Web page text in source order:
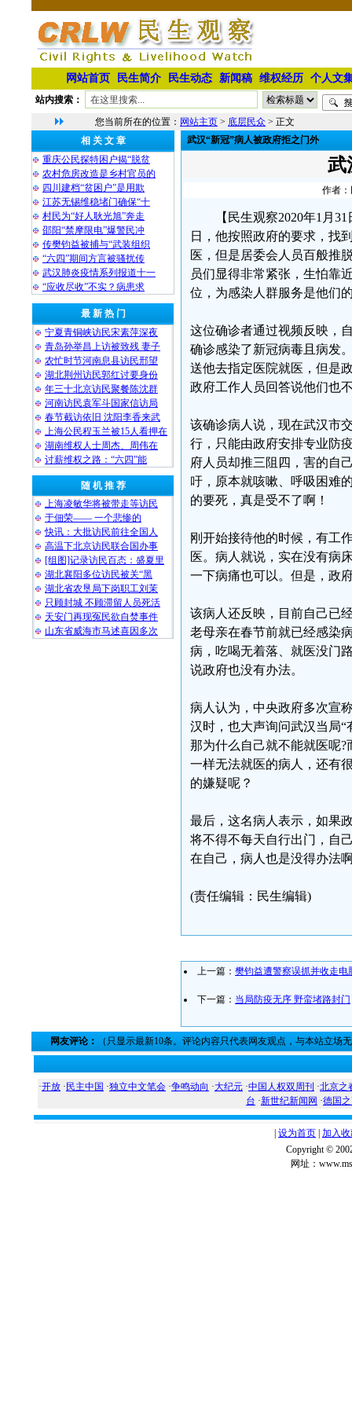
网站首页 民生简介 民生动态 新闻稿 维权经历 个人文
站内搜索：
您当前所在的位置： 网站主页 > 底层民众 > 正文
相 关 文 章
重庆公民探特困户揭“脱贫
农村危房改造是乡村官员的
四川建档“贫困户”是用欺
江苏无锡维稳堵门确保“十
村民为“好人耿光旭”奔走
邵阳“禁摩限电”爆警民冲
传樊钧益被捕与“武装组织
“六四”期间方言被骚扰传
武汉肺炎疫情系列报道十一
“应收尽收”不实？病患求
最 新 热 门
宁夏青铜峡访民宋素萍深夜
青岛孙举昌上访被致残 妻子
农忙时节河南息县访民邢望
湖北荆州访民郭红讨要身份
年三十北京访民聚餐陈沈群
河南访民袁军斗国家信访局
春节截访依旧 沈阳李香来武
上海公民程玉兰被15人看押在
湖南维权人士周杰、周伟在
讨薪维权之路：“六四”能
随 机 推 荐
上海凌敏华将被带走等访民
于佃荣—— 一个悲惨的
快讯：大批访民前往全国人
高温下北京访民联合国办事
[组图]记录访民百态：盛夏里
湖北襄阳多位访民被关“黑
湖北省农垦局下岗职工刘茉
只顾封城 不顾滞留人员死活
天安门再现冤民欲自焚事件
山东省威海市马述喜因多次
武汉“新冠”病人被政府拒之门外
武
作者：
【民生观察2020年1月
日，他按照政府的要求，找
医，但是居委会人员百般推
员们显得非常紧张，生怕靠
位，为感染人群服务是他们
这位确诊者通过视频反映，
确诊感染了新冠病毒且病发
送他去指定医院就医，但是
政府工作人员回答说他们也
该确诊病人说，现在武汉市
行，只能由政府安排专业防
府人员却推三阻四，害的自
吁，原本就咳嗽、呼吸困难
的要死，真是受不了啊！
刚开始接待他的时候，有工
医。病人就说，实在没有病
一下病痛也可以。但是，政
该病人还反映，目前自己已
老母亲在春节前就已经感染
病，吃喝无着落、就医没门
说政府也没有办法。
病人认为，中央政府多次宣
汉时，也大声询问武汉当局“
那为什么自己就不能就医呢
一样无法就医的病人，还有
的嫌疑呢？
最后，这名病人表示，如果
将不得不每天自行出门，自
在自己，病人也是没得办法
(责任编辑：民生编辑)
上一篇： 樊钧益遭警察误抓并收走电
下一篇： 当局防疫无序 野蛮堵路封门
网友评论： （只显示最新10条。评论内容只代表网友观点，与本站立场
·开放 · 民主中国 ·独立中文笔会 ·争鸣动向 ·大纪元 ·中国人权双周刊 ·北京之
台 ·新世纪新闻网 ·德国
设为首页 加入
Copyright ©
网址：